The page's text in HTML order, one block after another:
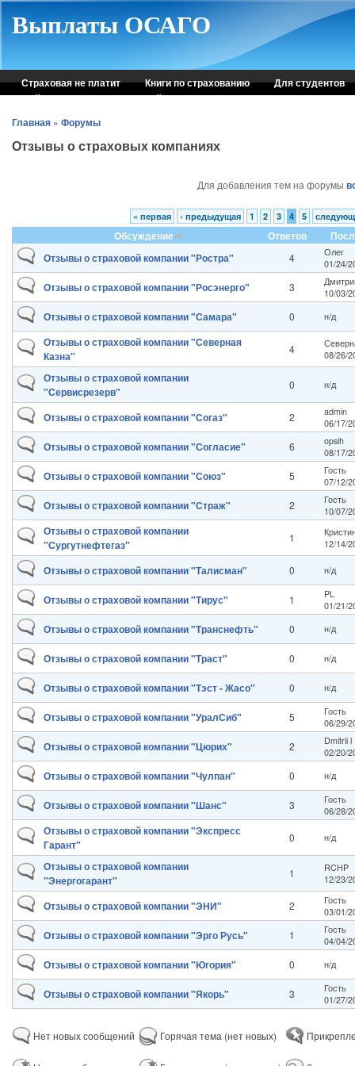
Выплаты ОСАГО
Страховая не платит Книги по страхованию
Для студентов
Рейтинг страховых компаний
Консультация автоюриста
Главная » Форумы
Отзывы о страховых компаниях
Для добавления тем на форумы
« первая ‹ предыдущая 1 2 3 4 5
Обсуждение Ответов
Отзывы о страховой компании "Ростра"
4
Олег
01/24/
Отзывы о страховой компании "Росэнерго" 3
10/03/
Отзывы о страховой компании "Самара" 0 н/д
Отзывы о страховой компании "Северная
Казна"
4
08/26/
Отзывы о страховой компании
"Сервисрезерв"
0 н/д
Отзывы о страховой компании "Согаз" 2
admin
06/17/
Отзывы о страховой компании "Согласие" 6
opsih
08/17/
Отзывы о страховой компании "Союз" 5
Гость
07/12/
Отзывы о страховой компании "Страж" 2
Гость
10/07/
Отзывы о страховой компании
"Сургутнефтегаз"
1
12/14/
Отзывы о страховой компании "Талисман" 0 н/д
Отзывы о страховой компании "Тирус" 1
PL
01/21/
Отзывы о страховой компании "Транснефть" 0 н/д
Отзывы о страховой компании "Траст" 0 н/д
Отзывы о страховой компании "Тэст - Жасо" 0 н/д
Отзывы о страховой компании "УралСиб" 5
Гость
06/29/
Отзывы о страховой компании "Цюрих" 2
Dmitrii l
02/20/
Отзывы о страховой компании "Чулпан" 0 н/д
Отзывы о страховой компании "Шанс" 3
Гость
06/28/
Отзывы о страховой компании "Экспресс
Гарант"
0 н/д
Отзывы о страховой компании
"Энергогарант"
1
RCHP
12/23/
Отзывы о страховой компании "ЭНИ" 2
Гость
03/01/
Отзывы о страховой компании "Эрго Русь" 1
Гость
04/04/
Отзывы о страховой компании "Югория" 0 н/д
Отзывы о страховой компании "Якорь" 3
Гость
01/27/
Нет новых сообщений Горячая тема (нет новых)